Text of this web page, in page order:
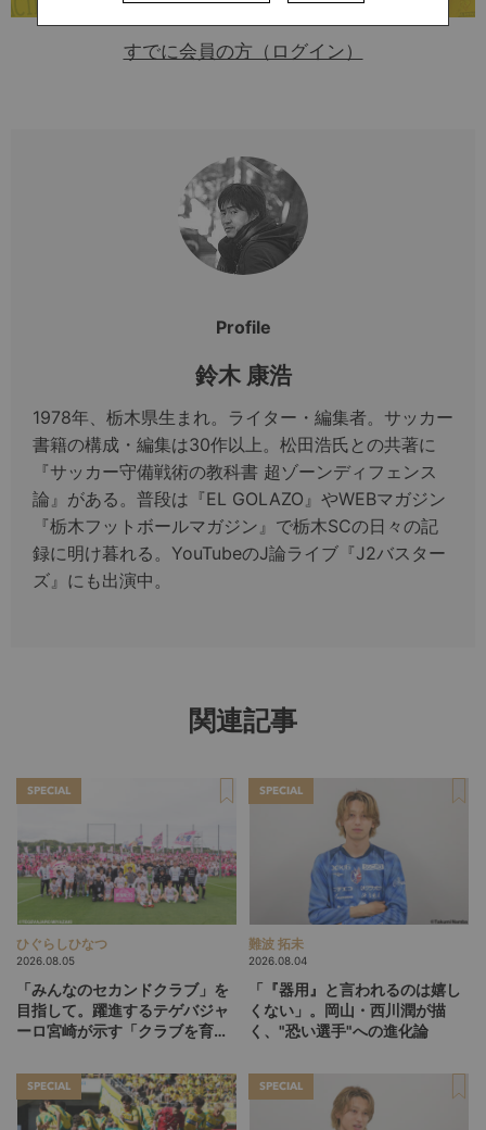
すでに会員の方（ログイン）
Profile
鈴木 康浩
1978年、栃木県生まれ。ライター・編集者。サッカー
書籍の構成・編集は30作以上。松田浩氏との共著に
『サッカー守備戦術の教科書 超ゾーンディフェンス
論』がある。普段は『EL GOLAZO』やWEBマガジン
『栃木フットボールマガジン』で栃木SCの日々の記
録に明け暮れる。YouTubeのJ論ライブ『J2バスター
ズ』にも出演中。
関連記事
SPECIAL
ひぐらしひなつ
2026.08.05
「みんなのセカンドクラブ」を
目指して。躍進するテゲバジャ
ーロ宮崎が示す「クラブを育て
SPECIAL
難波 拓未
2026.08.04
「『器用』と言われるのは嬉し
くない」。岡山・西川潤が描
く、"恐い選手"への進化論
SPECIAL SPECIAL